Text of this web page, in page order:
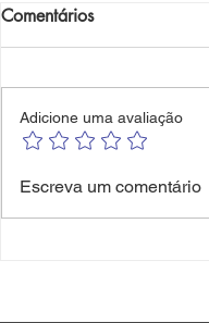
WAVES Maresias
Comentários
Adicione uma avaliação
Escreva um comentário